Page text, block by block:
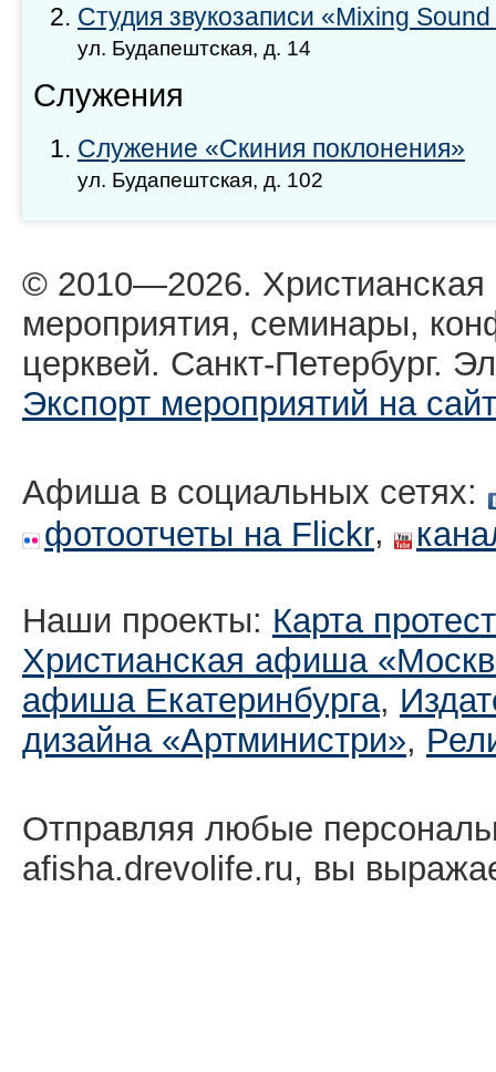
Студия звукозаписи «Mixing
ул. Будапештская, д. 14
Служения
Служение «Скиния поклонения»
ул. Будапештская, д. 102
© 2010—2026.
мероприятия, семинары,
церквей. Санкт-Петербург.
Экспорт мероприятий на сайт
Афиша в социальных сетях:
фотоотчеты на Flickr,
Наши проекты: Карта
Христианская афиша
афиша Екатеринбургa,
дизайна «Артминистри»,
Отправляя любые
afisha.drevolife.ru, вы